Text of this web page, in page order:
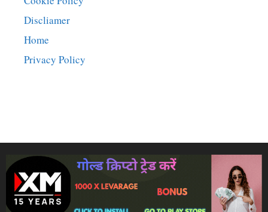
Discliamer
Home
Privacy Policy